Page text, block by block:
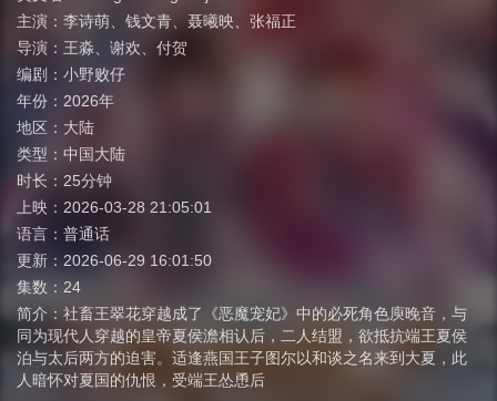
主演： 李诗萌 钱文青 聂曦映
张福正
导演： 王淼 谢欢
付贺
编剧： 小野败仔
年份： 2026年
地区： 大陆
类型： 中国大陆
时长： 25分钟
上映： 2026-03-28 21:05:01
语言： 普通话
更新： 2026-06-29 16:01:50
集数： 24
简介： 社畜王翠花穿越成了《恶魔宠妃》中的必死角色庾晚音，与
同为现代人穿越的皇帝夏侯澹相认后，二人结盟，欲抵抗端王夏侯
泊与太后两方的迫害。适逢燕国王子图尔以和谈之名来到大夏，此
人暗怀对夏国的仇恨，受端王怂恿后